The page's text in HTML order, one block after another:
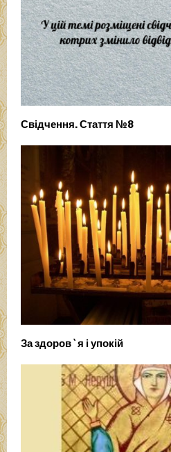
Свідчення. Стаття №8
За здоров`я і упокій